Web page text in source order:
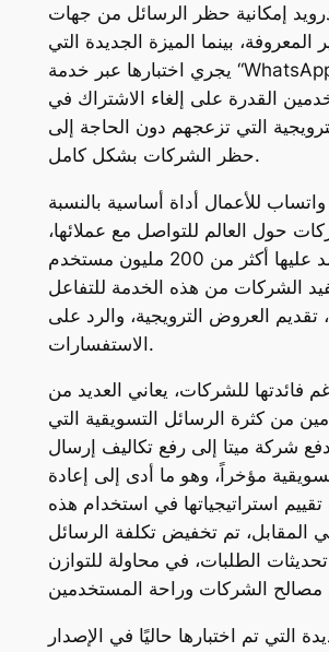
إمكانية حظر الرسائل من جهات
المعروفة، بينما الميزة الجديدة التي
يجري اختبارها عبر خدمة “WhatsApp Business”
القدرة على إلغاء الاشتراك في
التي تزعجهم دون الحاجة إلى
حظر الشركات بشكل كامل.
للأعمال أداة أساسية بالنسبة
حول العالم للتواصل مع عملائها،
حيث يعتمد عليها أكثر من 200 مليون مستخدم
الشركات من هذه الخدمة للتفاعل
تقديم العروض الترويجية، والرد على
الاستفسارات.
فائدتها للشركات، يعاني العديد من
من كثرة الرسائل التسويقية التي
شركة ميتا إلى رفع تكاليف إرسال
مؤخراً، وهو ما أدى إلى إعادة
استراتيجياتها في استخدام هذه
المقابل، تم تخفيض تكلفة الرسائل
الطلبات، في محاولة للتوازن
التي تم اختبارها حاليًا في الإصدار